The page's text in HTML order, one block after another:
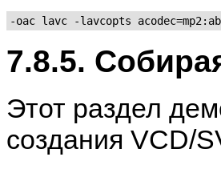
-oac lavc -lavcopts
7.8.5.
Этот раздел
создания VCD/